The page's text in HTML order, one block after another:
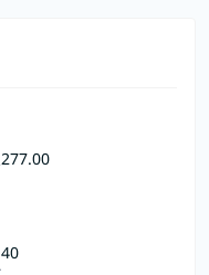
277.00
40